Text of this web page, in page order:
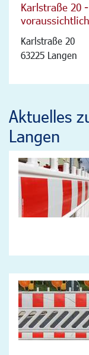
Karlstraße 20
Karlstraße 20
63225 Langen
Aktuelles
Langen